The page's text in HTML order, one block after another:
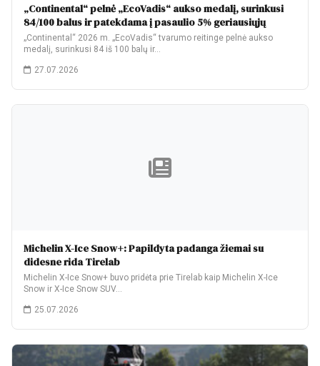
„Continental“ pelnė „EcoVadis“ aukso medalį, surinkusi
84/100 balus ir patekdama į pasaulio 5% geriausiųjų
„Continental“ 2026 m. „EcoVadis“ tvarumo reitinge pelnė aukso
medalį, surinkusi 84 iš 100 balų ir…
27.07.2026
Michelin X-Ice Snow+: Papildyta padanga žiemai su
didesne rida Tirelab
Michelin X-Ice Snow+ buvo pridėta prie Tirelab kaip Michelin X-Ice
Snow ir X-Ice Snow SUV…
25.07.2026